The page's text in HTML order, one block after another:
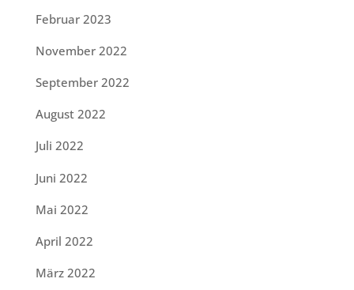
Februar 2023
November 2022
September 2022
August 2022
Juli 2022
Juni 2022
Mai 2022
April 2022
März 2022